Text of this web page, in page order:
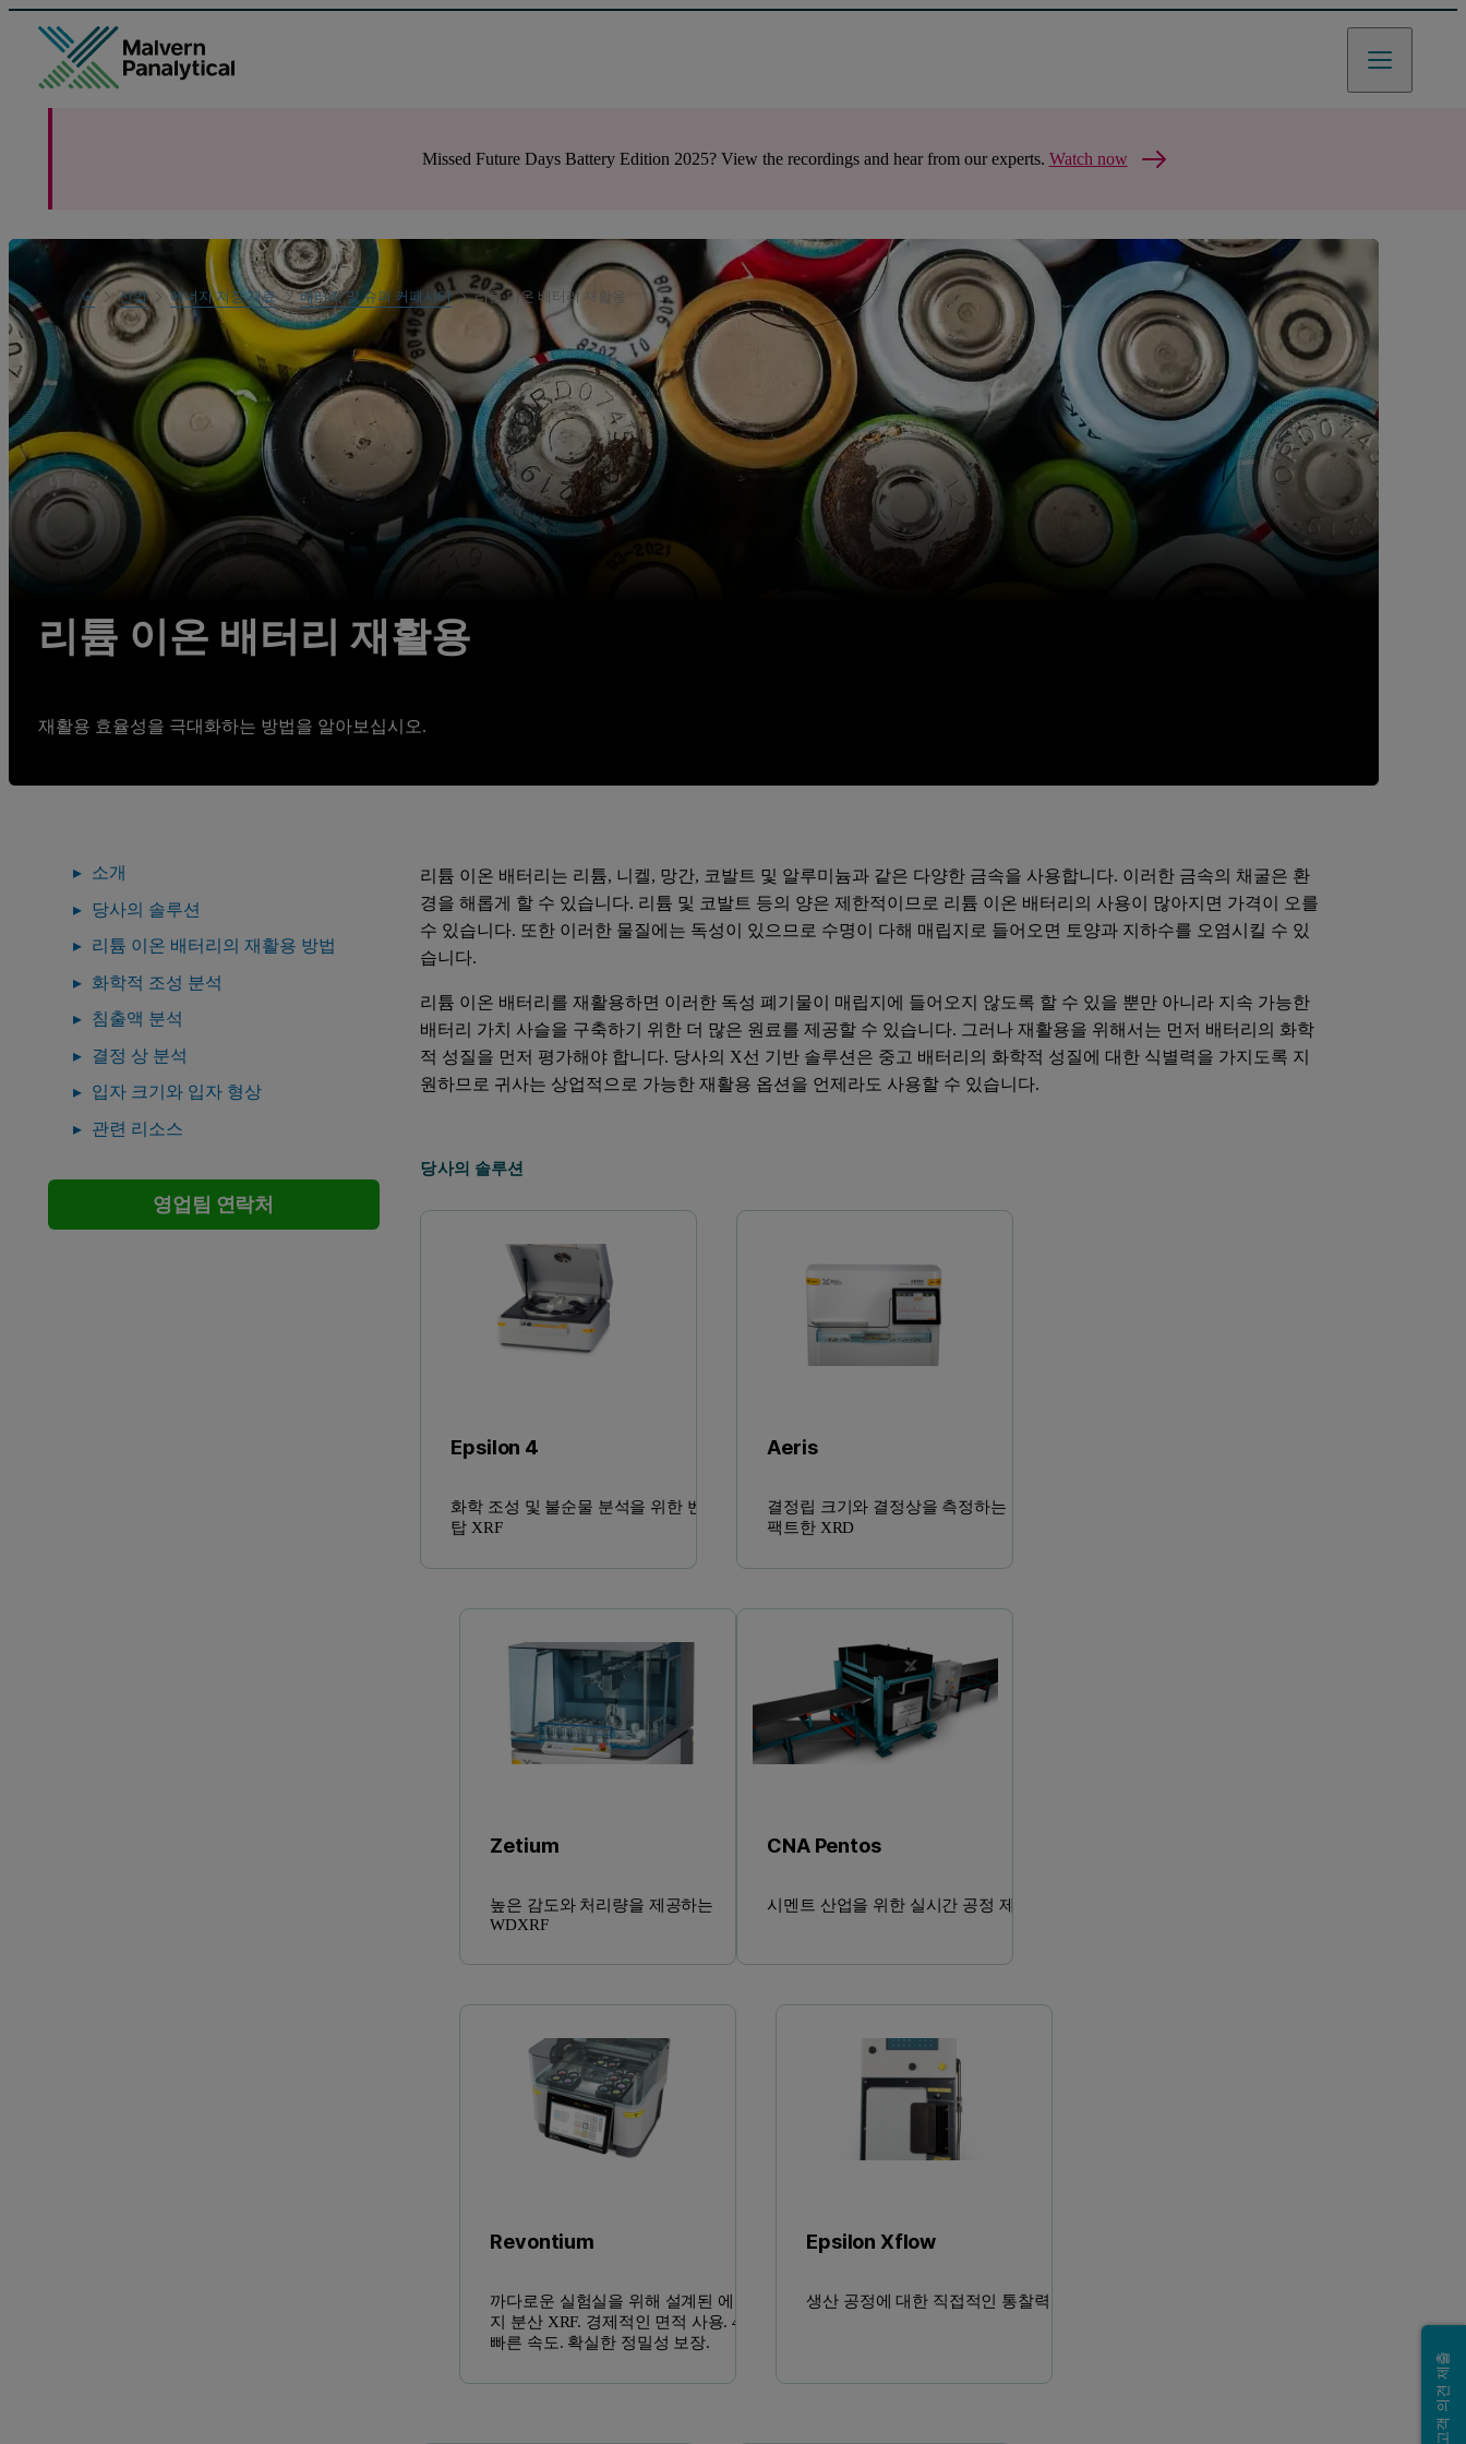
Missed Future Days Battery Edition 2025? View the recordings and hear from our experts. Watch now
Home산업 에너지 저장 재료 배터리 및 슈퍼 커패시터 리튬 이온 배터리 재활용
리튬 이온 배터리 재활용
재활용 효율성을 극대화하는 방법을 알아보십시오.
소개
당사의 솔루션
리튬 이온 배터리의 재활용 방법
화학적 조성 분석
침출액 분석
결정 상 분석
입자 크기와 입자 형상
관련 리소스
영업팀 연락처
리튬 이온 배터리는 리튬, 니켈, 망간, 코발트 및 알루미늄과 같은 다양한 금속을 사용합니다. 이러한 금속의 채굴은 환
경을 해롭게 할 수 있습니다. 리튬 및 코발트 등의 양은 제한적이므로 리튬 이온 배터리의 사용이 많아지면 가격이 오를
수 있습니다. 또한 이러한 물질에는 독성이 있으므로 수명이 다해 매립지로 들어오면 토양과 지하수를 오염시킬 수 있
습니다.
리튬 이온 배터리를 재활용하면 이러한 독성 폐기물이 매립지에 들어오지 않도록 할 수 있을 뿐만 아니라 지속 가능한
배터리 가치 사슬을 구축하기 위한 더 많은 원료를 제공할 수 있습니다. 그러나 재활용을 위해서는 먼저 배터리의 화학
적 성질을 먼저 평가해야 합니다. 당사의 X선 기반 솔루션은 중고 배터리의 화학적 성질에 대한 식별력을 가지도록 지
원하므로 귀사는 상업적으로 가능한 재활용 옵션을 언제라도 사용할 수 있습니다.
당사의 솔루션
Epsilon 4
화학 조성 및 불순물 분석을 위한 벤치
탑 XRF
Epsilon 4
Aeris
결정립 크기와 결정상을 측정하는 컴
팩트한 XRD
Zetium
높은 감도와 처리량을 제공하는
WDXRF
Zetium
CNA Pentos
시멘트 산업을 위한 실시간 공정 제어
Revontium
까다로운 실험실을 위해 설계된 에너
지 분산 XRF. 경제적인 면적 사용. 4배
빠른 속도. 확실한 정밀성 보장.
Revontium
Epsilon Xflow
생산 공정에 대한 직접적인 통찰력
고객 의견 제출